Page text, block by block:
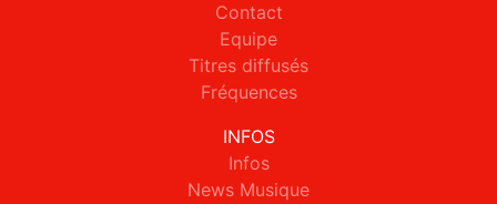
Contact
Equipe
Titres diffusés
Fréquences
INFOS
Infos
News Musique